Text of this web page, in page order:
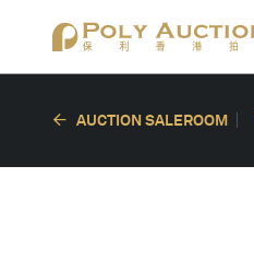
AUCTION SALEROOM